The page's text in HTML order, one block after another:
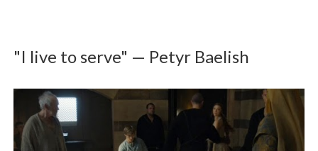
"I live to serve" — Petyr Baelish